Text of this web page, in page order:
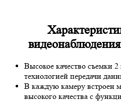
Высокое качество съемки
технологией передачи
В каждую камеру встроен
высокого качества с